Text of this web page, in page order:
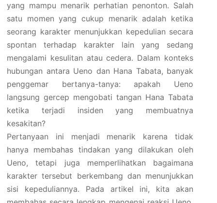
yang mampu menarik perhatian penonton. Salah
satu momen yang cukup menarik adalah ketika
seorang karakter menunjukkan kepedulian secara
spontan terhadap karakter lain yang sedang
mengalami kesulitan atau cedera. Dalam konteks
hubungan antara Ueno dan Hana Tabata, banyak
penggemar bertanya-tanya: apakah Ueno
langsung gercep mengobati tangan Hana Tabata
ketika terjadi insiden yang membuatnya
kesakitan?
Pertanyaan ini menjadi menarik karena tidak
hanya membahas tindakan yang dilakukan oleh
Ueno, tetapi juga memperlihatkan bagaimana
karakter tersebut berkembang dan menunjukkan
sisi kepeduliannya. Pada artikel ini, kita akan